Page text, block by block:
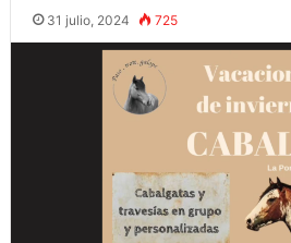
31 julio, 2024 725